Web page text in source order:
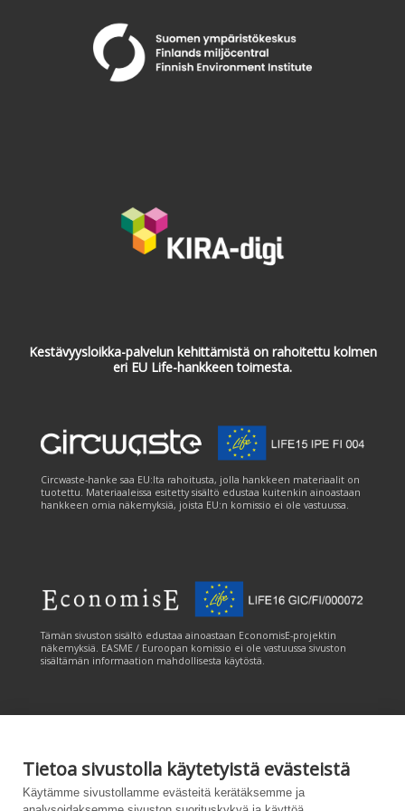
Tietoa sivustolla käytetyistä evästeistä
Käytämme sivustollamme evästeitä kerätäksemme ja
Kestävyysloikka-palvelun kehittämistä on rahoitettu kolmen
eri EU Life-hankkeen toimesta.
Circwaste-hanke saa EU:lta rahoitusta, jolla hankkeen materiaalit on
tuotettu. Materiaaleissa esitetty sisältö edustaa kuitenkin ainoastaan
hankkeen omia näkemyksiä, joista EU:n komissio ei ole vastuussa.
Tämän sivuston sisältö edustaa ainoastaan EconomisE-projektin
näkemyksiä. EASME / Euroopan komissio ei ole vastuussa sivuston
sisältämän informaation mahdollisesta käytöstä.
Tämän sivuston tuottamiseen on saatu rahoitusta Euroopan unionin
LIFE-ohjelmasta. Tämän sivuston sisältö edustaa ainoastaan